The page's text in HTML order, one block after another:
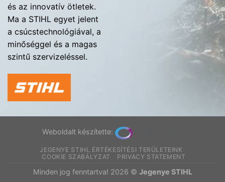
és az innovatív ötletek.
Ma a STIHL egyet jelent
a csúcstechnológiával, a
minőséggel és a magas
szintű szervizeléssel.
Weboldalt készítette:
JEGENYE STIHL ÉRTÉKESÍTÉSI TERÜLETEINK
COOKIE SZABÁLYZAT
PRIVACY STATEMENT
Minden jog fenntartva! 2026 © Jegenye STIHL